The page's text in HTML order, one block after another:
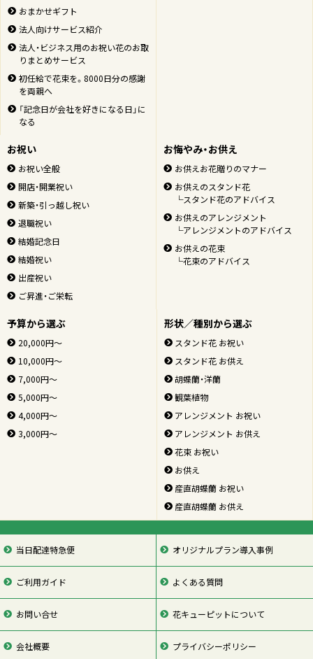
おまかせギフト
法人向けサービス紹介
法人・ビジネス用のお祝い花のお取
りまとめサービス
初任給で花束を。8000日分の感謝
を両親へ
「記念日が会社を好きになる日」に
なる
お祝い
お祝い全般
開店・開業祝い
新築・引っ越し祝い
退職祝い
結婚記念日
結婚祝い
出産祝い
ご昇進・ご栄転
お悔やみ・お供え
お供えお花贈りのマナー
お供えのスタンド花
└スタンド花のアドバイス
お供えのアレンジメント
└アレンジメントのアドバイス
お供えの花束
└花束のアドバイス
予算から選ぶ
20,000円～
10,000円～
7,000円～
5,000円～
4,000円～
3,000円～
形状／種別から選ぶ
スタンド花 お祝い
スタンド花 お供え
胡蝶蘭・洋蘭
観葉植物
アレンジメント お祝い
アレンジメント お供え
花束 お祝い
お供え
産直胡蝶蘭 お祝い
産直胡蝶蘭 お供え
当日配達特急便 オリジナルプラン導入事例
ご利用ガイド よくある質問
お問い合せ 花キューピットについて
会社概要 プライバシーポリシー